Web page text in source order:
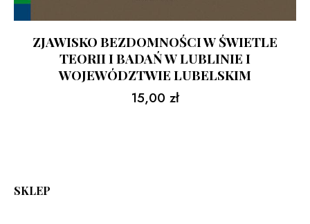
ZJAWISKO BEZDOMNOŚCI W ŚWIETLE
TEORII I BADAŃ W LUBLINIE I
WOJEWÓDZTWIE LUBELSKIM
15,00 zł
SKLEP